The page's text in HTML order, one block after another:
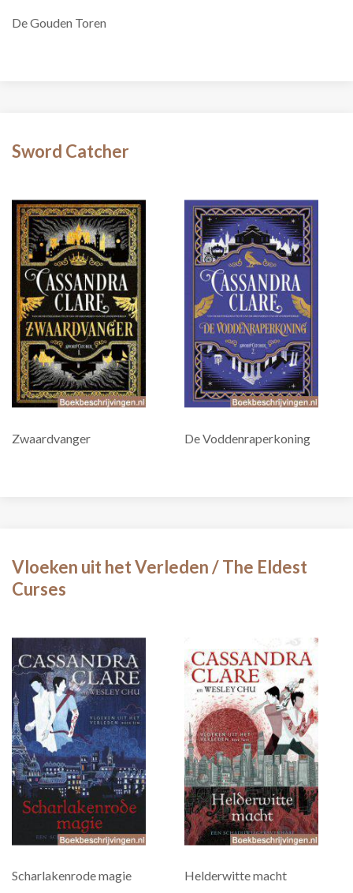
De Gouden Toren
Sword Catcher
Zwaardvanger De Voddenraperkoning
Vloeken uit het Verleden / The Eldest
Curses
Scharlakenrode magie Helderwitte macht